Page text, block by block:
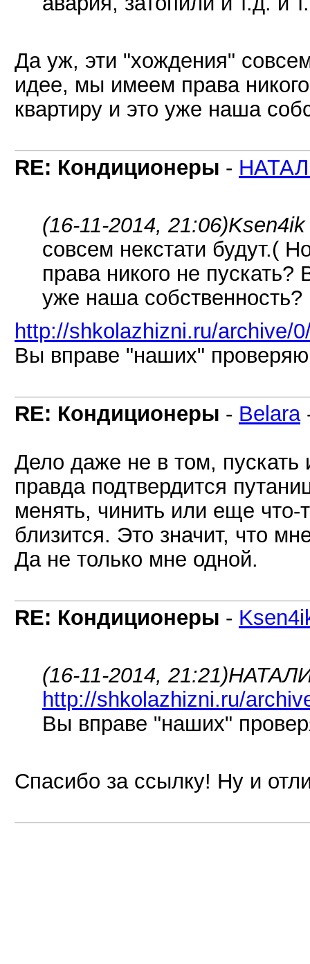
Да уж, эти "хождения"
идее, мы имеем права
квартиру и это уже наша
RE: Кондиционеры -
(16-11-2014, 21:06)
совсем некстати будут.(
права никого не
уже наша собственность?
http://shkolazhizni.ru/archive/
Вы вправе "наших"
RE: Кондиционеры - Belara
Дело даже не в том, пускать
правда подтвердится
менять, чинить или еще
близится. Это значит, что
Да не только мне одной.
RE: Кондиционеры -
(16-11-2014, 21:21)
http://shkolazhizni.ru/
Вы вправе "наших"
Спасибо за ссылку! Ну и